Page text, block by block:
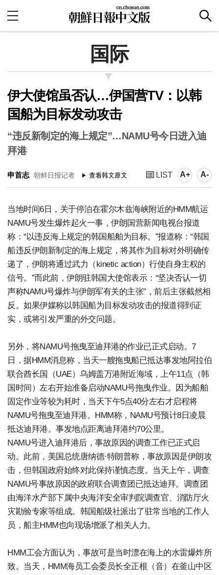
国际
伊大使馆虽否认…伊国营TV：以韩
国船为目标发动攻击
“违反新制定的海上规定”…NAMU号今日进入迪
拜港
申首志 朝鲜日报记者 LIST A+ A-
当地时间6日，关于停泊在霍尔木兹海峡附近的HMM航运
NAMU号发生爆炸起火一事，伊朗国营新闻电视台报道
称：“以违反海上规定的韩国船舶为目标。”报道称：“韩国
船违反伊朗新制定的海上规定，将其作为目标对外明确传
递了，伊朗将通过武力（kinetic action）行使自身主权的
信号。”而此前，伊朗驻韩国大使馆表示：“坚决否认一切
声称NAMU号爆炸与伊朗军有关的主张”，前后主张截然相
反。如果伊媒称以韩国船为目标发动攻击的报道得到证
实，或将引发严重的外交问题。
另外，将NAMU号拖曳至迪拜港的作业已正式启动。7
日，据HMM消息称，当天一艘拖曳船已抵达事发地阿拉伯
联合酋长国（UAE）乌姆盖万港附近海域，上午11点（韩
国时间）左右开始准备启动NAMU号拖曳作业。因为船舶
固定作业等较为耗时，当天下午5点40分左右才启程将
NAMU号拖曳至迪拜港。HMM称，NAMU号预计8日凌晨
抵达迪拜港。事发地点距离迪拜港约70公里。
NAMU号进入迪拜港后，事故原因的调查工作已正式启
动。此前，美国总统唐纳德·特朗普称，事故原因是伊朗攻
击，但韩国政府始终对此保持谨慎态度。当天上午，调查
NAMU号事故原因的政府联合调查团已抵达迪拜。调查团
由海洋水产部下属中央海洋安全审判院调查官、消防厅火
灾勘验专家等组成。韩国船级社派出了驻常当地的工作人
员，船主HMM也向现场增派了相关人力。
HMM工会方面认为，事故可是当时漂在海上的水雷爆炸所
致。当天，HMM海员工会委员长全正根（音）在釜山中区